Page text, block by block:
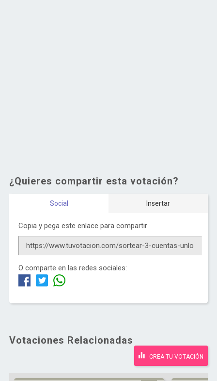
¿Quieres compartir esta votación?
Social Insertar
Copia y pega este enlace para compartir
O comparte en las redes sociales:
Votaciones Relacionadas
CREA TU VOTACIÓN